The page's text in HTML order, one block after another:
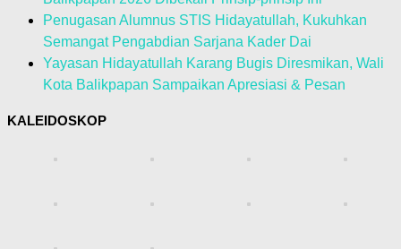
Penugasan Alumnus STIS Hidayatullah, Kukuhkan
Semangat Pengabdian Sarjana Kader Dai
Yayasan Hidayatullah Karang Bugis Diresmikan, Wali
Kota Balikpapan Sampaikan Apresiasi & Pesan
KALEIDOSKOP